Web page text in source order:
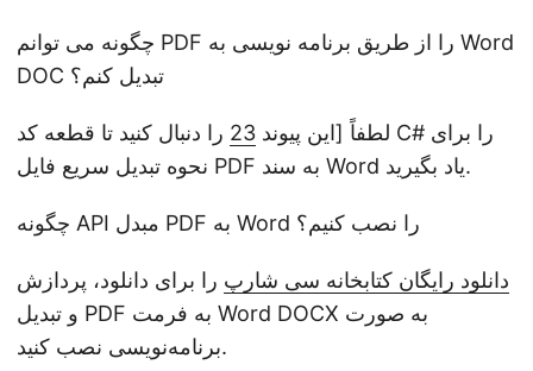
چگونه می توانم PDF را از طریق برنامه نویسی به Word
DOC تبدیل کنم؟
لطفاً [این پیوند 23 را دنبال کنید تا قطعه کد C# را برای
نحوه تبدیل سریع فایل PDF به سند Word یاد بگیرید.
چگونه API مبدل PDF به Word را نصب کنیم؟
دانلود رایگان کتابخانه سی شارپ را برای دانلود، پردازش
و تبدیل PDF به فرمت Word DOCX به صورت
برنامه‌نویسی نصب کنید.